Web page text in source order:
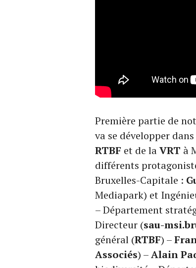
Première partie de
va se développer
RTBF et de laVRT à
différents
Bruxelles-Capitale :
Mediapark) et
– Département
Directeur (sau-
général (RTBF) –
Associés) –Alain